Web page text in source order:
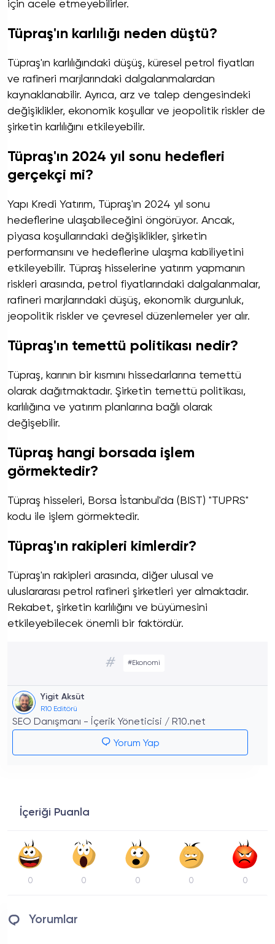
için acele etmeyebilirler.
Tüpraş'ın karlılığı neden düştü?
Tüpraş'ın karlılığındaki düşüş, küresel petrol fiyatları
ve rafineri marjlarındaki dalgalanmalardan
kaynaklanabilir. Ayrıca, arz ve talep dengesindeki
değişiklikler, ekonomik koşullar ve jeopolitik riskler de
şirketin karlılığını etkileyebilir.
Tüpraş'ın 2024 yıl sonu hedefleri
gerçekçi mi?
Yapı Kredi Yatırım, Tüpraş'ın 2024 yıl sonu
hedeflerine ulaşabileceğini öngörüyor. Ancak,
piyasa koşullarındaki değişiklikler, şirketin
performansını ve hedeflerine ulaşma kabiliyetini
etkileyebilir. Tüpraş hisselerine yatırım yapmanın
riskleri arasında, petrol fiyatlarındaki dalgalanmalar,
rafineri marjlarındaki düşüş, ekonomik durgunluk,
jeopolitik riskler ve çevresel düzenlemeler yer alır.
Tüpraş'ın temettü politikası nedir?
Tüpraş, karının bir kısmını hissedarlarına temettü
olarak dağıtmaktadır. Şirketin temettü politikası,
karlılığına ve yatırım planlarına bağlı olarak
değişebilir.
Tüpraş hangi borsada işlem
görmektedir?
Tüpraş hisseleri, Borsa İstanbul'da (BIST) "TUPRS"
kodu ile işlem görmektedir.
Tüpraş'ın rakipleri kimlerdir?
Tüpraş'ın rakipleri arasında, diğer ulusal ve
uluslararası petrol rafineri şirketleri yer almaktadır.
Rekabet, şirketin karlılığını ve büyümesini
etkileyebilecek önemli bir faktördür.
# #Ekonomi
Yigit Aksüt
R10 Editörü
SEO Danışmanı - İçerik Yöneticisi / R10.net
Yorum Yap
İçeriği Puanla
0 0 0 0 0
Yorumlar